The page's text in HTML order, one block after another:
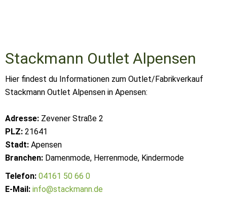
Stackmann Outlet Alpensen
Hier findest du Informationen zum Outlet/Fabrikverkauf
Stackmann Outlet Alpensen in Apensen:
Adresse: Zevener Straße 2
PLZ: 21641
Stadt: Apensen
Branchen: Damenmode, Herrenmode, Kindermode
Telefon: 04161 50 66 0
E-Mail: info@stackmann.de